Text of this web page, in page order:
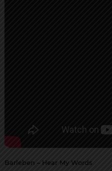
Barleben – Hear My Words